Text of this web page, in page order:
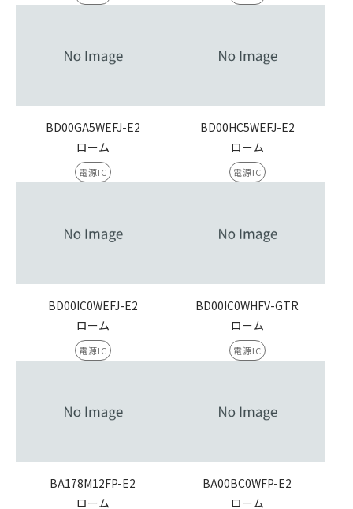
BD00GA5WEFJ-E2
ローム
電源IC
BD00HC5WEFJ-E2
ローム
電源IC
BD00IC0WEFJ-E2
ローム
電源IC
BD00IC0WHFV-GTR
ローム
電源IC
BA178M12FP-E2
ローム
BA00BC0WFP-E2
ローム